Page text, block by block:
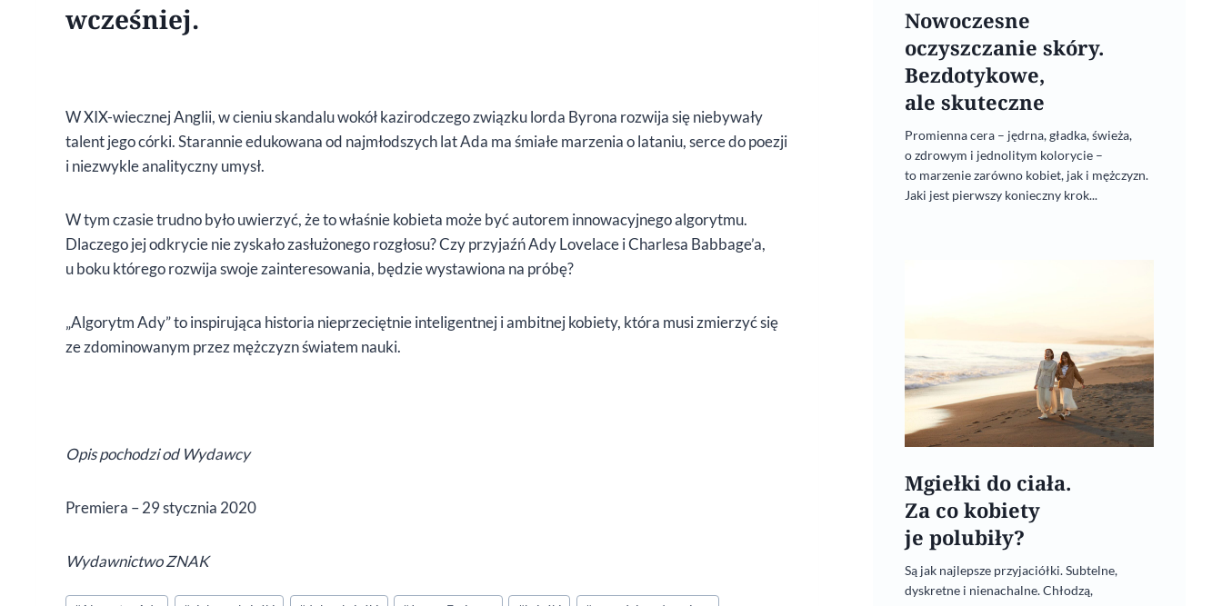
wcześniej.
W XIX-wiecznej Anglii, w cieniu skandalu wokół kazirodczego związku lorda Byrona rozwija się niebywały
talent jego córki. Starannie edukowana od najmłodszych lat Ada ma śmiałe marzenia o lataniu, serce do poezji
i niezwykle analityczny umysł.
W tym czasie trudno było uwierzyć, że to właśnie kobieta może być autorem innowacyjnego algorytmu.
Dlaczego jej odkrycie nie zyskało zasłużonego rozgłosu? Czy przyjaźń Ady Lovelace i Charlesa Babbage’a,
u boku którego rozwija swoje zainteresowania, będzie wystawiona na próbę?
„Algorytm Ady” to inspirująca historia nieprzeciętnie inteligentnej i ambitnej kobiety, która musi zmierzyć się
ze zdominowanym przez mężczyzn światem nauki.
Opis pochodzi od Wydawcy
Premiera – 29 stycznia 2020
Wydawnictwo ZNAK
Tagi
Nowoczesne
oczyszczanie skóry.
Bezdotykowe,
ale skuteczne
Promienna cera – jędrna, gładka, świeża,
o zdrowym i jednolitym kolorycie –
to marzenie zarówno kobiet, jak i mężczyzn.
Jaki jest pierwszy konieczny krok...
Mgiełki do ciała.
Za co kobiety
je polubiły?
Są jak najlepsze przyjaciółki. Subtelne,
dyskretne i nienachalne. Chłodzą,